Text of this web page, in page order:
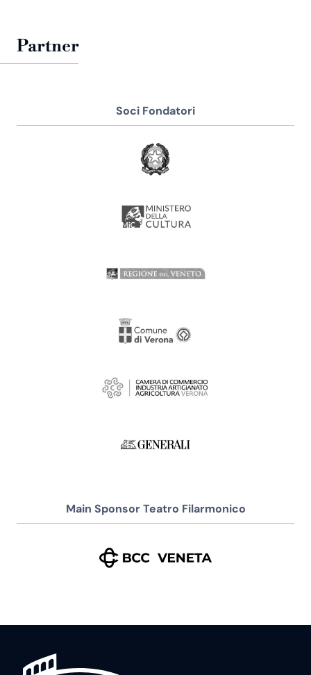
Partner
Soci Fondatori
Main Sponsor Teatro Filarmonico